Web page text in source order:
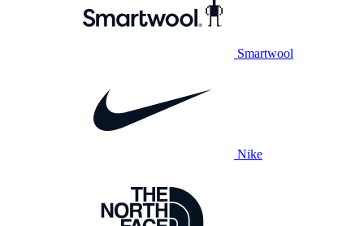
Smartwool
Nike